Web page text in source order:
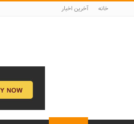
خانه آخرین اخبار